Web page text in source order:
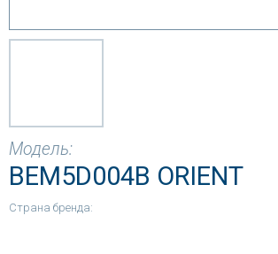
Модель:
BEM5D004B ORIENT
Страна бренда: